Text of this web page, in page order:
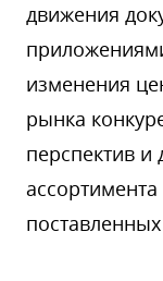
движения
изменения
рынка
перспектив и